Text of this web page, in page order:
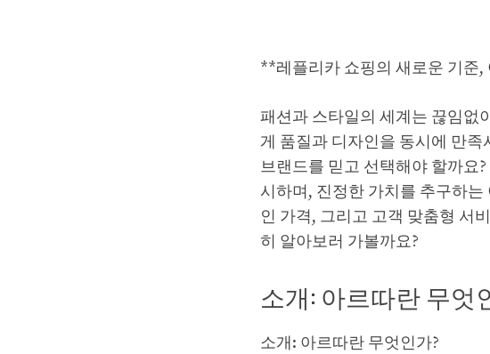
**레플리카 쇼핑의 새로운 기준,
패션과 스타일의 세계는 끊임없
게 품질과 디자인을 동시에 만
브랜드를 믿고 선택해야 할까요
시하며, 진정한 가치를 추구하
인 가격, 그리고 고객 맞춤형 서
히 알아보러 가볼까요?
소개: 아르따란 무엇
소개: 아르따란 무엇인가?